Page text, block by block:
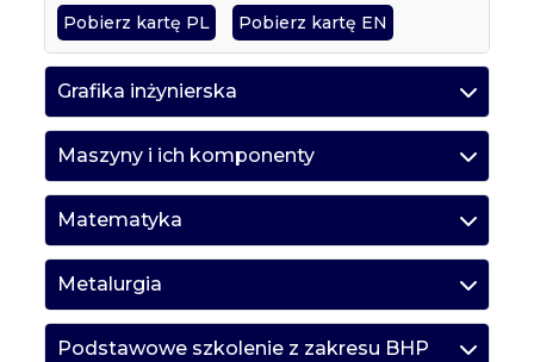
Pobierz kartę PL Pobierz kartę EN
Grafika inżynierska
Maszyny i ich komponenty
Matematyka
Metalurgia
Podstawowe szkolenie z zakresu BHP